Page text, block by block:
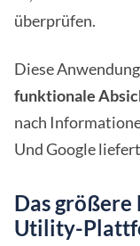
überprüfen.
Diese
funktionale
nach
Und Google
Das
Utility-